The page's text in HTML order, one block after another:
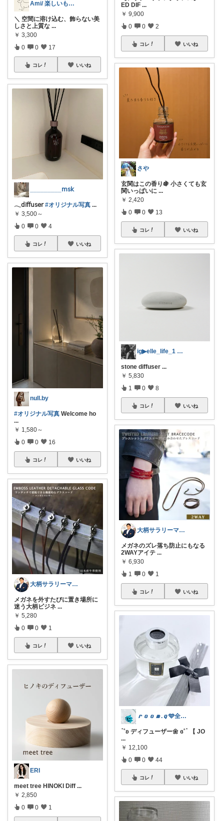
Ami/ 楽しいもの美味しいもの
＼ 空間に溶け込む、飾らない美
しさと上質な ...
￥ 3,300
0 0 17
コレ いいね
_________𝗆𝗌𝗄
𓂃𝖽𝗂𝖿𝖿𝗎𝗌𝖾𝗋#オリジナル写真 ...
￥ 3,500～
0 0 4
コレ いいね
null.by
#オリジナル写真 Welcome ho
...
￥ 1,580～
0 0 16
コレ いいね
大柄サラリーマンの装い部屋
メガネを外すたびに置き場所に
迷う大柄ビジネ ...
￥ 5,280
0 0 1
コレ いいね
ERI
meet tree HINOKI Diff ...
￥ 2,850
0 0 1
ED DIF ...
￥ 9,900
0 0 2
コレ いいね
さや
玄関はこの香り🍇 小さくても玄
関いっぱいに ...
￥ 2,420
0 0 13
コレ いいね
ig▶elle_life_1 エル
stone diffuser ...
￥ 5,830
1 0 8
コレ いいね
大柄サラリーマンの装い部屋
メガネのズレ落ち防止にもなる
2WAYアイテ ...
￥ 6,930
1 0 1
コレ いいね
𝒓𝒐𝒐𝒎.𝒒🩵全オリ写
ॱ˚ʚ ディフューザー🌼 ɞ˚ॱ 【 JO
...
￥ 12,100
0 0 44
コレ いいね